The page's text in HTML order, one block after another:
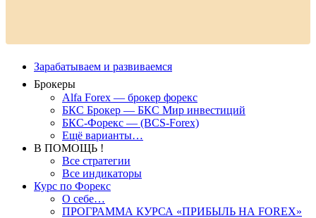
Зарабатываем и развиваемся
Брокеры
Alfa Forex — брокер форекс
БКС Брокер — БКС Мир инвестиций
БКС-Форекс — (BCS-Forex)
Ещё варианты…
В ПОМОЩЬ !
Все стратегии
Все индикаторы
Курс по Форекс
О себе…
ПРОГРАММА КУРСА «ПРИБЫЛЬ НА FOREX»